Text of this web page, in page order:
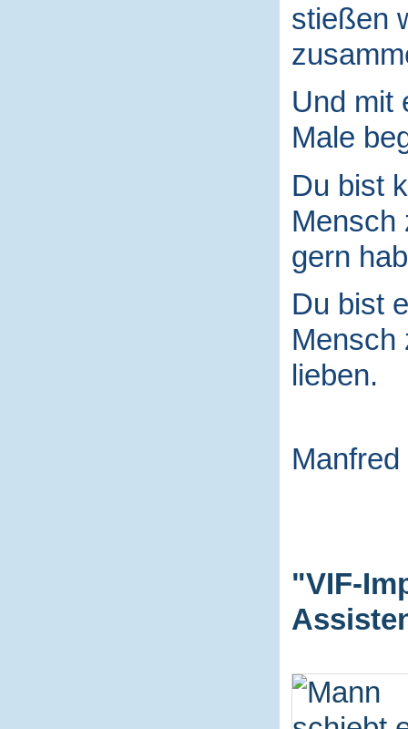
stießen
Und mit
Male
Du bist
Mensch
gern
Du bist
Mensch
lieben.
"VIF-